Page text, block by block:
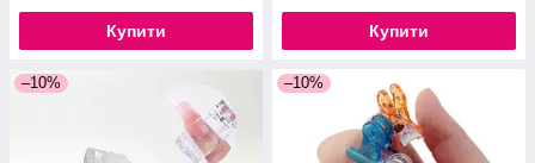
Купити Купити
–10% –10%